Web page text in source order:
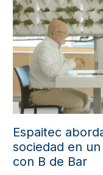
Espaitec
sociedad en
con B de Bar